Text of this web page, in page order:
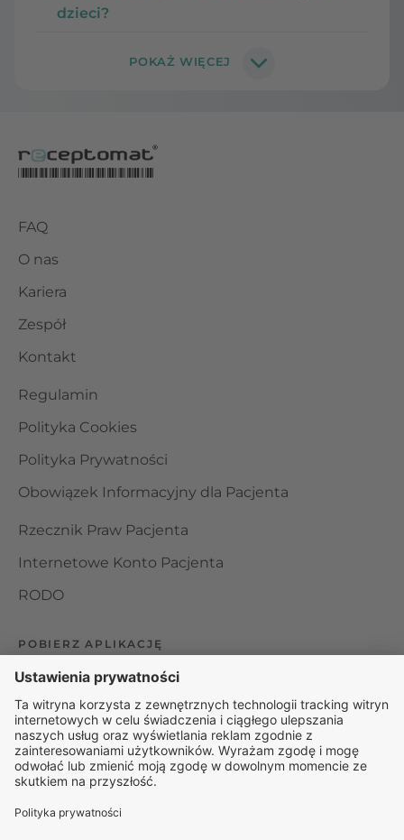
dzieci?
FAQ
O nas
Kariera
Zespół
Kontakt
Regulamin
Polityka Cookies
Polityka Prywatności
Obowiązek Informacyjny dla Pacjenta
Rzecznik Praw Pacjenta
Internetowe Konto Pacjenta
RODO
POBIERZ APLIKACJĘ
Organizator udzielania świadczeń telemedycznych jest
podmiotem leczniczym w rozumieniu ustawy z dnia 15
kwietnia 2011 roku o działalności leczniczej, wpisanym do
rejestru podmiotów wykonujących działalność leczniczą pod
numerem: 000000229172.